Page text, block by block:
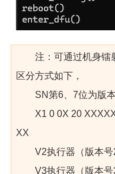
注：可通过机身镭
区分方式如下，
SN第6、7位为版
X1 0 0X 20
XX
V2执行器（版本
V3执行器（版本